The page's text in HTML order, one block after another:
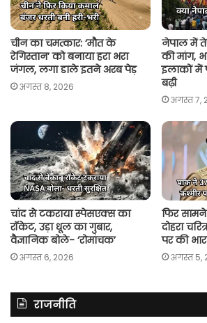
चीन का चमत्कार: ‘मौत के
रेगिस्तान’ को बनाया हरा भरा
जंगल, लगा डाले इतने अरब पेड़
अगस्त 8, 2026
नेपाल में
की मांग,
इलाकों में
बढ़ी
अगस्त 7,
चांद से टकराया स्पेसएक्स का
रॉकेट, उड़ा धूल का गुबार,
वैज्ञानिक बोले- ‘रोमांचक’
अगस्त 6, 2026
फिर
दोहरा
पर की
अगस्त 5,
राजनीति